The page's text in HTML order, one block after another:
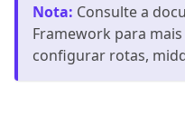
Nota: Consulte a
Framework para
configurar rotas,